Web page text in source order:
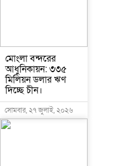
মোংলা বন্দরের
আধুনিকায়ন: ৩৩৫
মিলিয়ন ডলার ঋণ
দিচ্ছে চীন।
সোমবার, ২৭ জুলাই, ২০২৬